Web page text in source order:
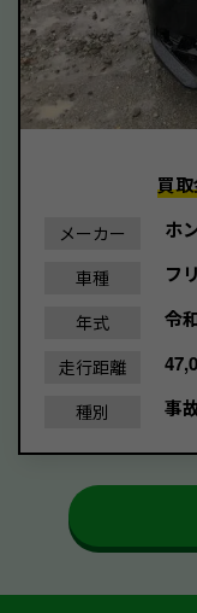
買
メーカー ホ
車種 フ
年式 令
走行距離
種別 事